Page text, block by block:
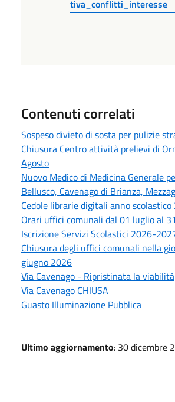
tiva_conflitti_interesse
Contenuti correlati
Sospeso divieto di sosta per pulizie
Chiusura Centro attività prelievi di
Agosto
Nuovo Medico di Medicina Generale
Bellusco, Cavenago di Brianza,
Cedole librarie digitali anno
Orari uffici comunali dal 01 luglio al
Iscrizione Servizi Scolastici 2026-
Chiusura degli uffici comunali nella
giugno 2026
Via Cavenago - Ripristinata la viabilità
Via Cavenago CHIUSA
Guasto Illuminazione Pubblica
Ultimo aggiornamento: 30 dicembre